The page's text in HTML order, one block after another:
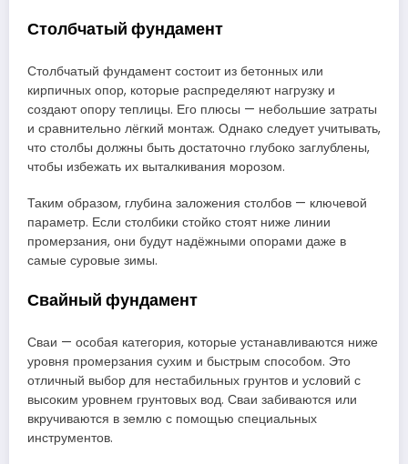
Столбчатый фундамент
Столбчатый фундамент состоит из бетонных или
кирпичных опор, которые распределяют нагрузку и
создают опору теплицы. Его плюсы — небольшие затраты
и сравнительно лёгкий монтаж. Однако следует учитывать,
что столбы должны быть достаточно глубоко заглублены,
чтобы избежать их выталкивания морозом.
Таким образом, глубина заложения столбов — ключевой
параметр. Если столбики стойко стоят ниже линии
промерзания, они будут надёжными опорами даже в
самые суровые зимы.
Свайный фундамент
Сваи — особая категория, которые устанавливаются ниже
уровня промерзания сухим и быстрым способом. Это
отличный выбор для нестабильных грунтов и условий с
высоким уровнем грунтовых вод. Сваи забиваются или
вкручиваются в землю с помощью специальных
инструментов.